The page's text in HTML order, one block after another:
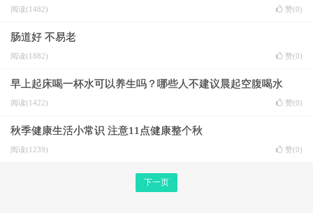
阅读(1482) 赞(0)
肠道好 不易老
阅读(1882) 赞(0)
早上起床喝一杯水可以养生吗？哪些人不建议晨起空腹喝水
阅读(1422) 赞(0)
秋季健康生活小常识 注意11点健康整个秋
阅读(1239) 赞(0)
下一页